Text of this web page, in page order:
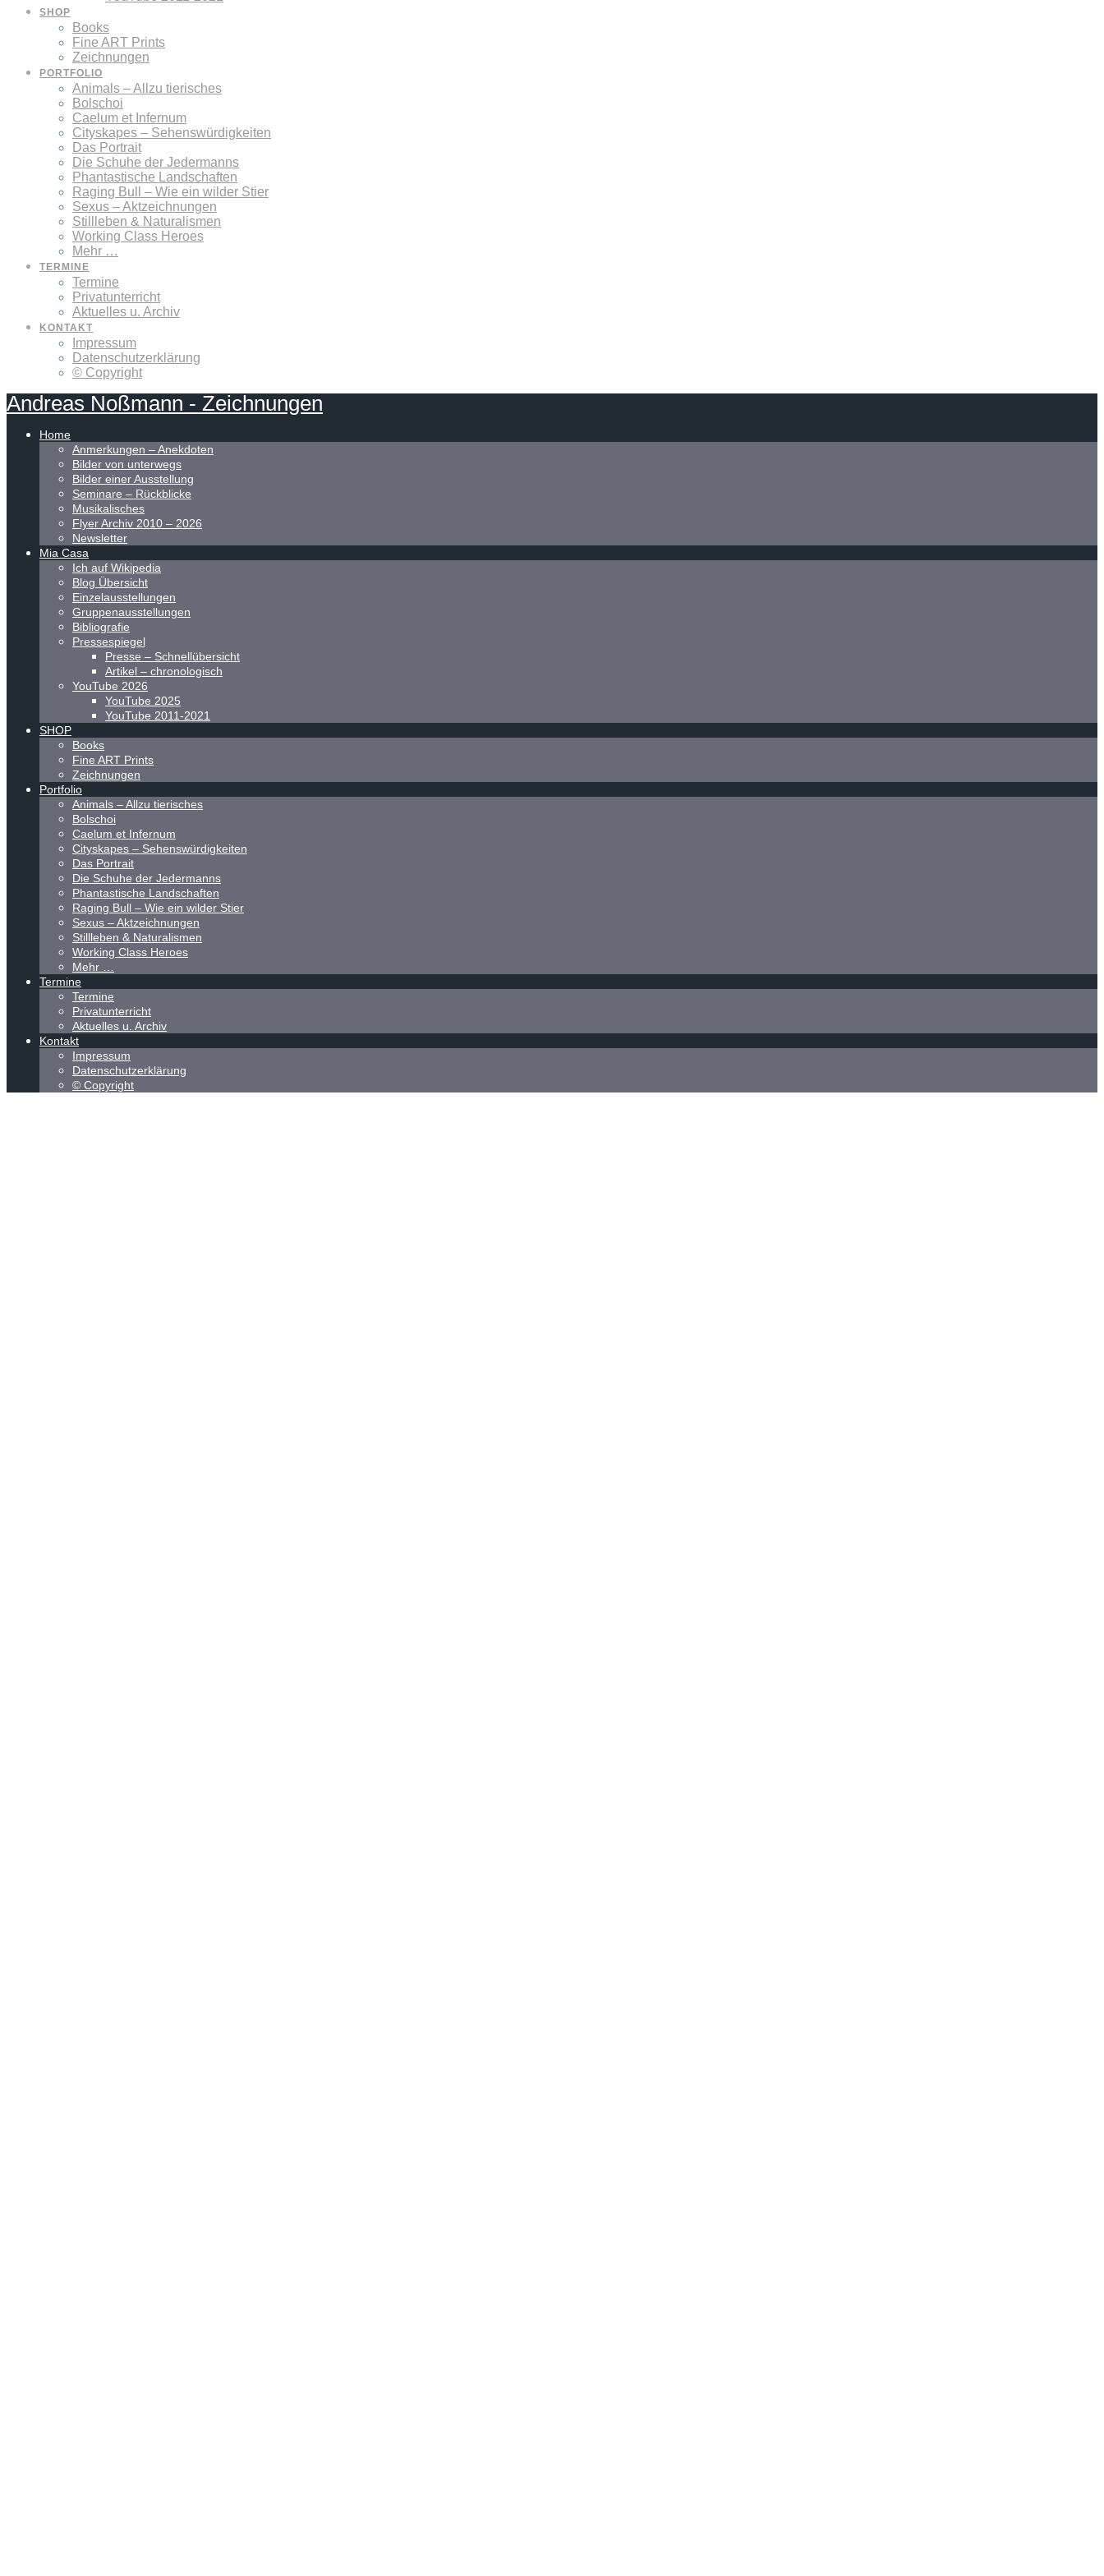
SHOP
Books
Fine ART Prints
Zeichnungen
PORTFOLIO
Animals – Allzu tierisches
Bolschoi
Caelum et Infernum
Cityskapes – Sehenswürdigkeiten
Das Portrait
Die Schuhe der Jedermanns
Phantastische Landschaften
Raging Bull – Wie ein wilder Stier
Sexus – Aktzeichnungen
Stillleben & Naturalismen
Working Class Heroes
Mehr …
TERMINE
Termine
Privatunterricht
Aktuelles u. Archiv
KONTAKT
Impressum
Datenschutzerklärung
© Copyright
Andreas Noßmann - Zeichnungen
Home
Anmerkungen – Anekdoten
Bilder von unterwegs
Bilder einer Ausstellung
Seminare – Rückblicke
Musikalisches
Flyer Archiv 2010 – 2026
Newsletter
Mia Casa
Ich auf Wikipedia
Blog Übersicht
Einzelausstellungen
Gruppenausstellungen
Bibliografie
Pressespiegel
Presse – Schnellübersicht
Artikel – chronologisch
YouTube 2026
YouTube 2025
YouTube 2011-2021
SHOP
Books
Fine ART Prints
Zeichnungen
Portfolio
Animals – Allzu tierisches
Bolschoi
Caelum et Infernum
Cityskapes – Sehenswürdigkeiten
Das Portrait
Die Schuhe der Jedermanns
Phantastische Landschaften
Raging Bull – Wie ein wilder Stier
Sexus – Aktzeichnungen
Stillleben & Naturalismen
Working Class Heroes
Mehr …
Termine
Termine
Privatunterricht
Aktuelles u. Archiv
Kontakt
Impressum
Datenschutzerklärung
© Copyright